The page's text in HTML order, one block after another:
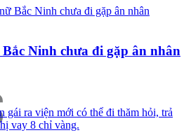
Ninh chưa đi gặp ân nhân
ra viện mới có thể đi thăm hỏi, trả
vay 8 chỉ vàng.